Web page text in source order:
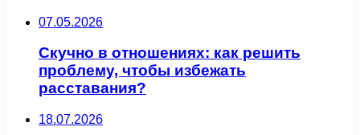
07.05.2026
Скучно в отношениях: как решить
проблему, чтобы избежать
расставания?
18.07.2026